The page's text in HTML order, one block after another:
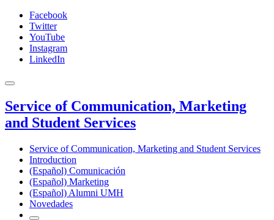
Facebook
Twitter
YouTube
Instagram
LinkedIn
Service of Communication, Marketing
and Student Services
Service of Communication, Marketing and Student Services
Introduction
(Español) Comunicación
(Español) Marketing
(Español) Alumni UMH
Novedades